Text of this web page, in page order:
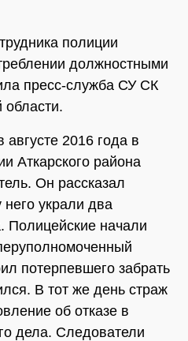
полиции
должностными
пресс-служба СУ СК
области.
2016 года в
Аткарского района
Он рассказал
украли два
Полицейские начали
потерпевшего забрать
В тот же день страж
об отказе в
дела. Следователи